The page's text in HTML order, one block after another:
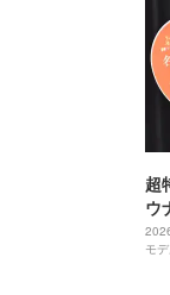
超
ウ
況
た
モ